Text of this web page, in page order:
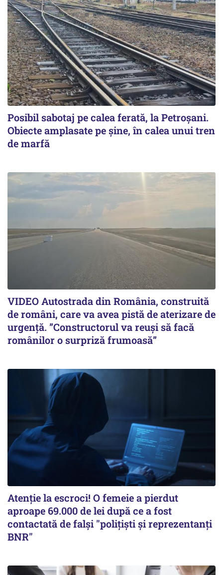
Posibil sabotaj pe calea ferată, la Petroșani.
Obiecte amplasate pe șine, în calea unui tren
de marfă
VIDEO Autostrada din România, construită
de români, care va avea pistă de aterizare de
urgență. ”Constructorul va reuși să facă
românilor o surpriză frumoasă”
Atenție la escroci! O femeie a pierdut
aproape 69.000 de lei după ce a fost
contactată de falși "polițiști și reprezentanți
BNR"